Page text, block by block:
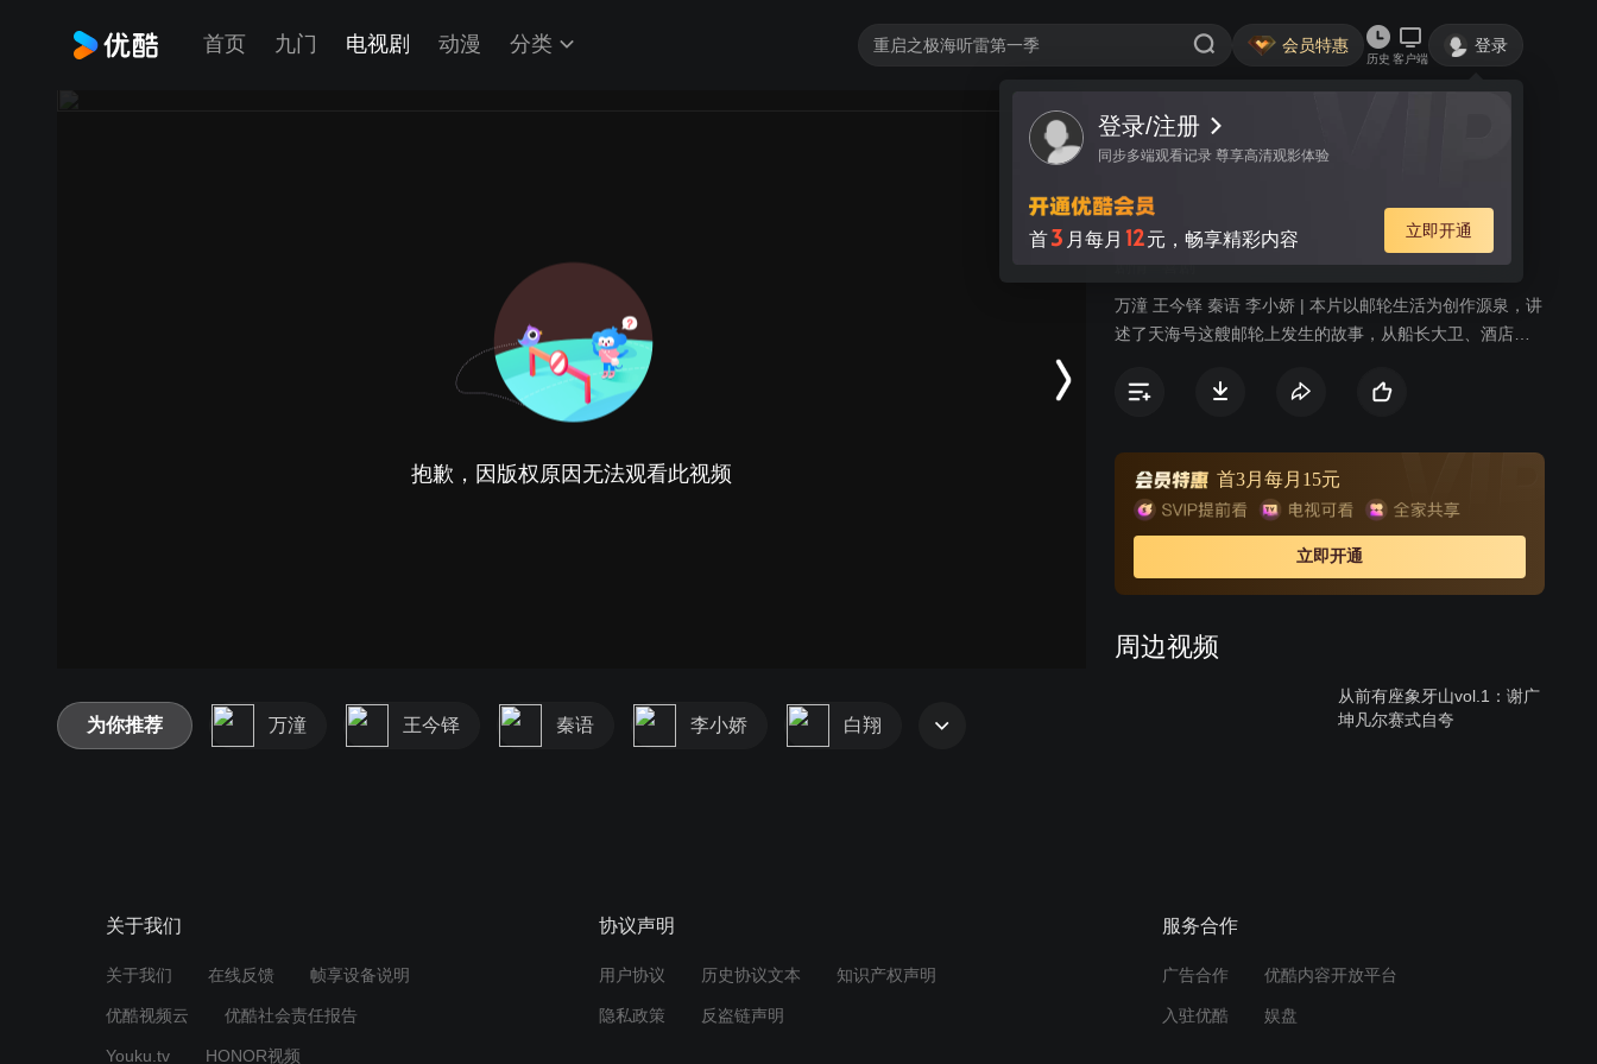
首页 九门 电视剧 动漫 分类 会员特惠
历史 客户端
登录
登录/注册
同步多端观看记录 尊享高清观影体验
首3 月每月 12元，畅享精彩内容 立即开通
抱歉，因版权原因无法观看此视频
视频 讨论
花漾天海
万潼 王今铎 秦语 李小娇 | 本片以邮轮生活为创作源泉，讲
述了天海号这艘邮轮上发生的故事，从船长大卫、酒店总
人等八名性格各异的工作人员主视角出发，每集以不同的
首3月每月15元
立即开通
周边视频
从前有座象牙山vol.1：谢广
坤凡尔赛式自夸
查中！
为你推荐 万潼 王今铎 秦语 李小娇 白翔
关于我们
关于我们 在线反馈 帧享设备说明
优酷视频云 优酷社会责任报告
Youku.tv HONOR视频
协议声明
用户协议 历史协议文本 知识产权声明
隐私政策 反盗链声明
服务合作
广告合作 优酷内容开放平台
入驻优酷 娱盘